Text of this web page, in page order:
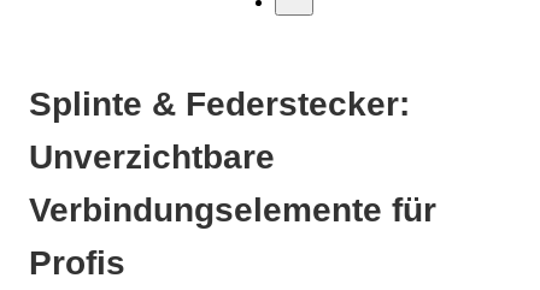
Splinte & Federstecker:
Unverzichtbare
Verbindungselemente für
Profis